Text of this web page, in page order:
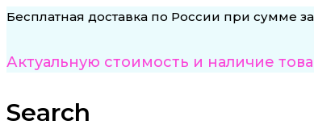
Бесплатная доставка по России при сумме
Актуальную стоимость и наличие
Search